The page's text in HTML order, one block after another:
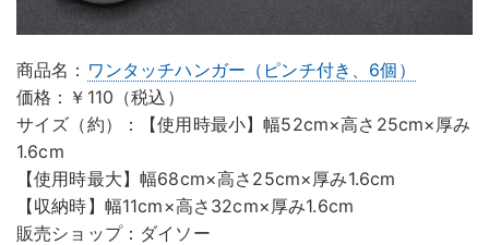
商品名： ワンタッチハンガー（ピンチ付き、6個）
価格：￥110（税込）
サイズ（約）：【使用時最小】幅52cm×高さ25cm×厚み
1.6cm
【使用時最大】幅68cm×高さ25cm×厚み1.6cm
【収納時】幅11cm×高さ32cm×厚み1.6cm
販売ショップ：ダイソー